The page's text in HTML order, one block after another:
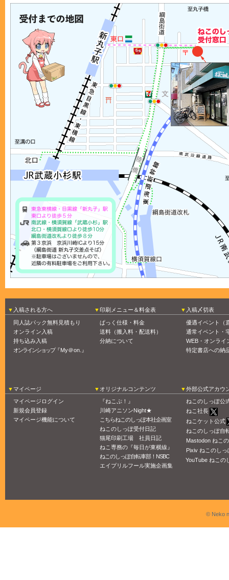
入稿される方へ
同人誌パック無料見積もり
オンライン入稿
持ち込み入稿
オンラインショップ『My＠on.』
印刷メニュー＆料金表
ぱっく仕様・料金
送料（搬入料・配送料）
分納について
入稿〆切表
優遇イベント（
通常イベント・
WEB・オンライ
特定書店への納
マイページ
マイページログイン
新規会員登録
マイページ機能について
オリジナルコンテンツ
『ねこぷ！』
川崎アニソンNight★
こちらねこのしっぽ本社企画室
ねこのしっぽ受付日記
猫尾印刷工場 社員日記
ねこ専務の『毎日が東横線』
ねこのしっぽ自転車部！NSBC
エイプリルフール実施企画集
外部公式アカウ
ねこのしっぽ公
ねこ社長
ねこケット公式
ねこのしっぽ自
Mastodon ねこ
Pixiv ねこのしっ
YouTube ねこの
© Neko